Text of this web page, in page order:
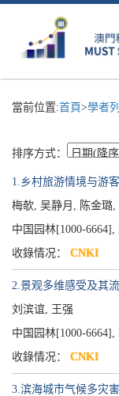
當前位置:首頁>學者
排序方式：
1.乡村旅游情境与游
梅欹, 吴静月, 陈金璐,
中国园林[1000-6664],
收錄情况： CNKI
2.景观多维感受及其
刘滨谊, 王强
中国园林[1000-6664],
收錄情况： CNKI
3.滨海城市气候多灾